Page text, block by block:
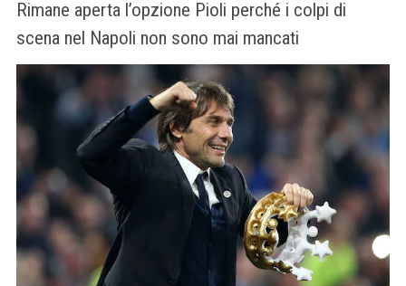
Rimane aperta l’opzione Pioli perché i colpi di
scena nel Napoli non sono mai mancati